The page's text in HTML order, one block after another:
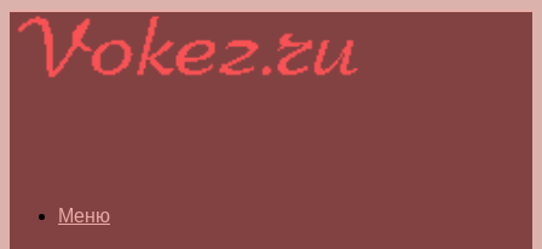
Меню